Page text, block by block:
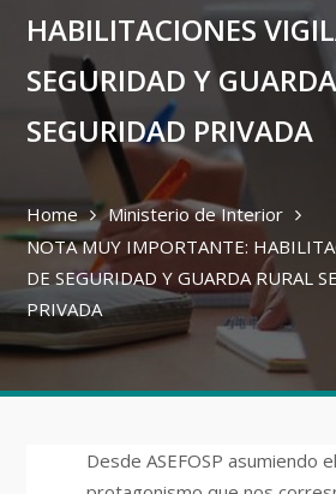
HABILITACIONES
SEGURIDAD Y
SEGURIDAD PRIVADA
Home
Ministerio de Interior
NOTA MUY IMPORTANTE:
DE SEGURIDAD Y GUARDA RURAL
PRIVADA
Desde ASEFOSP asumiendo el